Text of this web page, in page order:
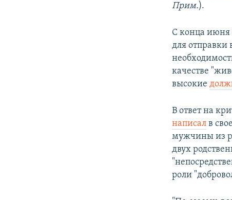
Прим.).
С конца
для отправки
качестве
высокие
В ответ на
написал в
мужчины из
двух
роли